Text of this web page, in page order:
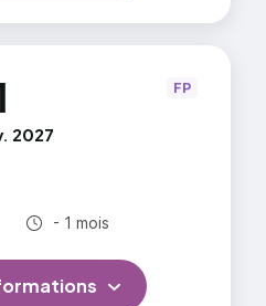
2027
Durée totale :
- 1 mois
FP